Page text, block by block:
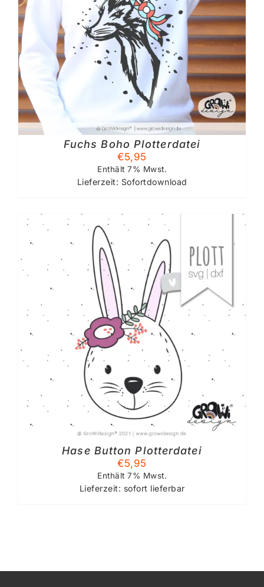
Fuchs Boho Plotterdatei
€5,95
Enthält 7% Mwst.
Lieferzeit: Sofortdownload
Hase Button Plotterdatei
€5,95
Enthält 7% Mwst.
Lieferzeit: sofort lieferbar